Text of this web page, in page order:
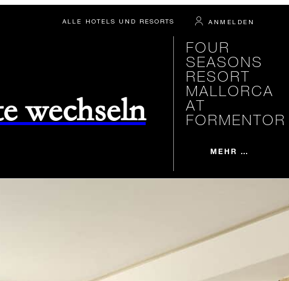
ALLE HOTELS UND RESORTS ANMELDEN
wechseln
FOUR
SEASONS
RESORT
MALLORCA
AT
FORMENTOR
MEHR …